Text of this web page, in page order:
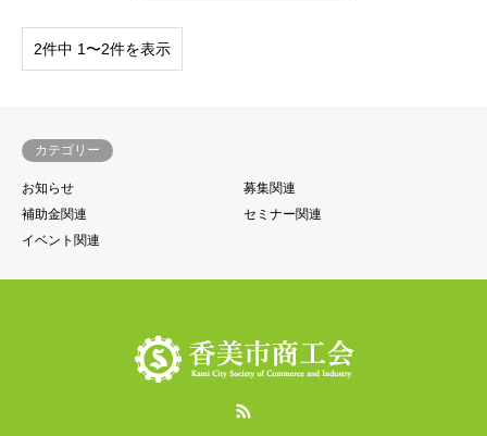
2件中 1〜2件を表示
カテゴリー
お知らせ
募集関連
補助金関連
セミナー関連
イベント関連